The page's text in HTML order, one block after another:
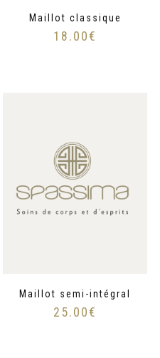
Maillot classique
18.00€
Maillot semi-intégral
25.00€